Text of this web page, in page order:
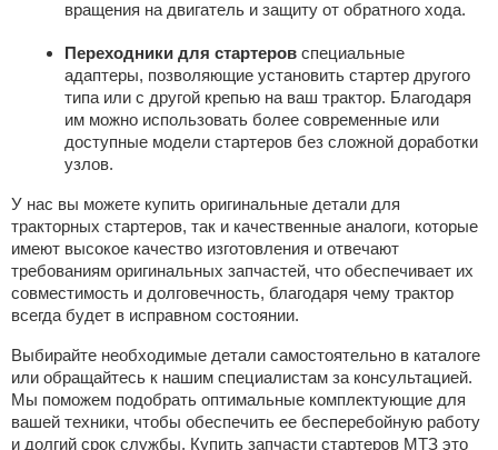
вращения на двигатель и защиту от обратного хода.
Переходники для стартеров специальные
адаптеры, позволяющие установить стартер другого
типа или с другой крепью на ваш трактор. Благодаря
им можно использовать более современные или
доступные модели стартеров без сложной доработки
узлов.
У нас вы можете купить оригинальные детали для
тракторных стартеров, так и качественные аналоги, которые
имеют высокое качество изготовления и отвечают
требованиям оригинальных запчастей, что обеспечивает их
совместимость и долговечность, благодаря чему трактор
всегда будет в исправном состоянии.
Выбирайте необходимые детали самостоятельно в каталоге
или обращайтесь к нашим специалистам за консультацией.
Мы поможем подобрать оптимальные комплектующие для
вашей техники, чтобы обеспечить ее бесперебойную работу
и долгий срок службы. Купить запчасти стартеров МТЗ это